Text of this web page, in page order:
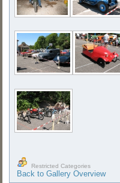
Restricted Categories
Back to Gallery Overview